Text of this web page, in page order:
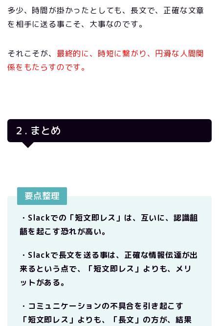
多少、時間が掛かったとしても、長文で、正確な文章
を相手に送る事こそ、大事なのです。
それこそが、 最終的に、時短に繋がり、円滑な人間関
係をもたらすのです。
２. まとめ
要点整理
・Slackでの「短文即レス」は、互いに、認識齟
齬を起こす恐れが高い。
・Slackで長文を送る事は、正確な情報伝達が出
来るという点で、「短文即レス」よりも、メリ
ットがある。
・コミュニケーションの不具合を引き起こす
「短文即レス」よりも、「長文」の方が、結果